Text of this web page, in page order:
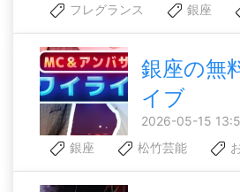
フレグランス 銀座
銀座の無
イブ
2026-05-15
銀座
松竹芸能